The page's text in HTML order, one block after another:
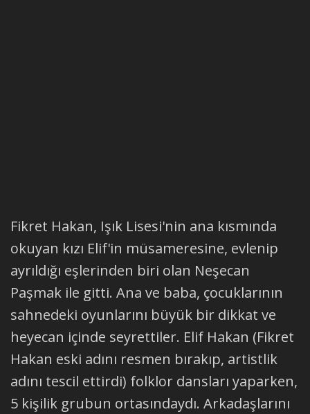
Fikret Hakan, Işık Lisesi'nin ana kısmında
okuyan kızı Elif'in müsameresine, evlenip
ayrıldığı eşlerinden biri olan Neşecan
Paşmak ile gitti. Ana ve baba, çocuklarının
sahnedeki oyunlarını büyük bir dikkat ve
heyecan içinde seyrettiler. Elif Hakan (Fikret
Hakan eski adını resmen bırakıp, artistlik
adını tescil ettirdi) folklor dansları yaparken,
5 kişilik grubun ortasındaydı. Arkadaşlarını